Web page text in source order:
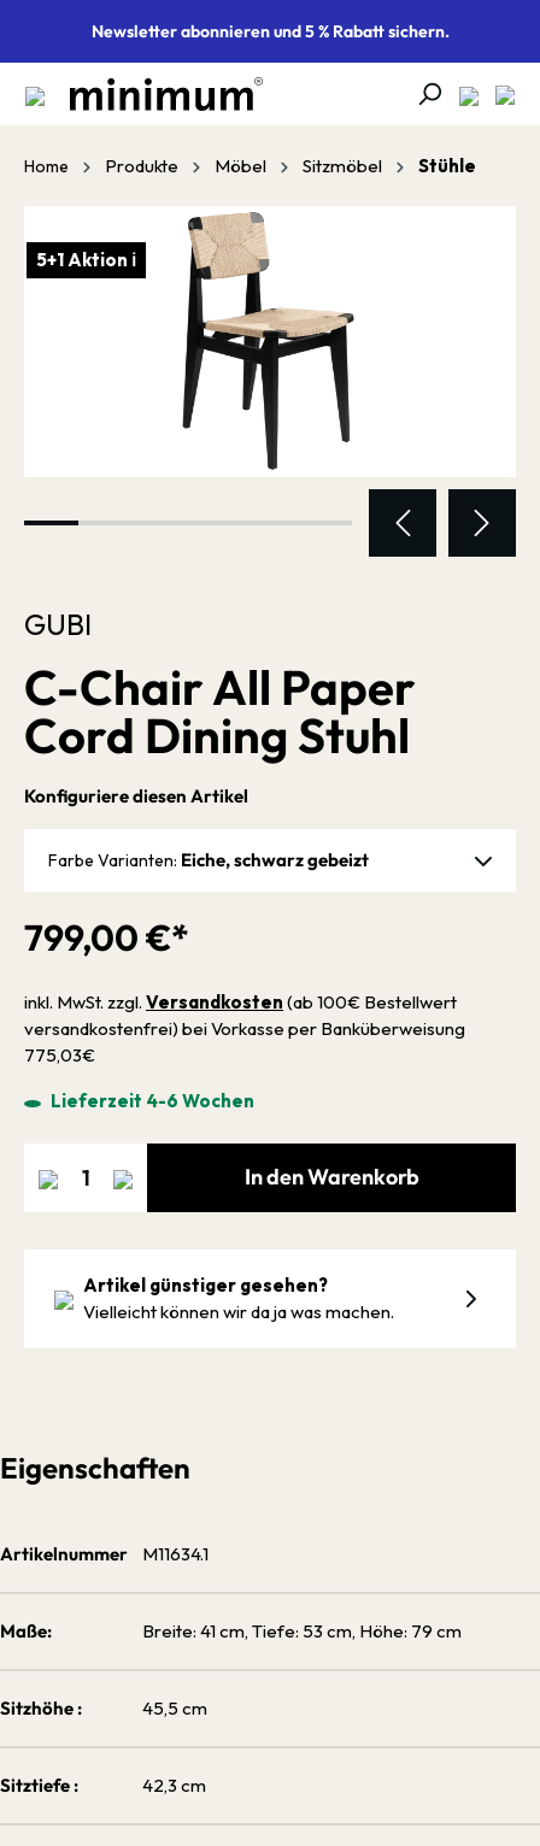
springenNewsletter abonnieren und 5 % Rabatt sichern.
Home Produkte Möbel Sitzmöbel Stühle
Bildergalerie überspringen
5+1 Aktion ℹ
GUBI
C-Chair All Paper
Cord Dining Stuhl
799,00 €*
inkl. MwSt. zzgl. Versandkosten (ab 100€ Bestellwert
versandkostenfrei) bei Vorkasse per Banküberweisung
775,03€
Lieferzeit 4-6 Wochen
Konfiguriere diesen Artikel
Farbe Varianten: Eiche, schwarz gebeizt
In den Warenkorb
Artikel günstiger gesehen?
Vielleicht können wir da ja was machen.
Eigenschaften
Artikelnummer M11634.1
Maße: Breite: 41 cm, Tiefe: 53 cm, Höhe: 79 cm
Sitzhöhe : 45,5 cm
Sitztiefe : 42,3 cm